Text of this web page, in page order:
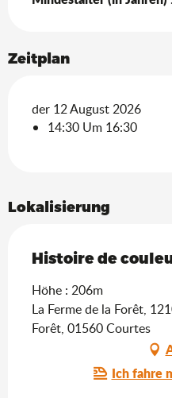
Zeitplan
der 12 August 2026
14:30 Um 16:30
Lokalisierung
Histoire de
Höhe : 206m
La Ferme de la Forêt,
Forêt, 01560 Courtes
Ich fahre